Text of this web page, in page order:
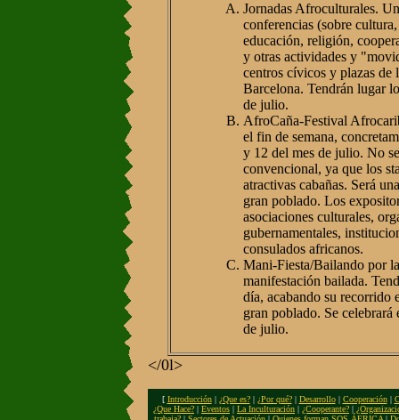
Jornadas Afroculturales.
conferencias (sobre
educación, religión,
y otras actividades y
centros cívicos y plazas de
Barcelona. Tendrán lugar
de julio.
AfroCaña-Festival
el fin de semana,
y 12 del mes de julio. No
convencional, ya que los
atractivas cabañas. Será
gran poblado. Los
asociaciones culturales,
gubernamentales,
consulados africanos.
Mani-Fiesta/Bailando por
manifestación bailada.
día, acabando su recorrido
gran poblado. Se
de julio.
</0l>
[ Introducción| ¿Que es?| ¿Por qué?| Desarrollo| Cooperación|
¿Que Hace? | Eventos | La Inculturación | ¿Cooperante? |